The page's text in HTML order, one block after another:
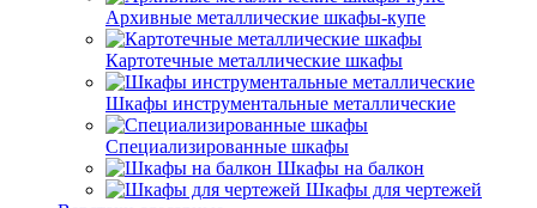
Архивные металлические шкафы-купе
Картотечные металлические шкафы
Шкафы инструментальные металлические
Специализированные шкафы
Шкафы на балкон
Шкафы для чертежей